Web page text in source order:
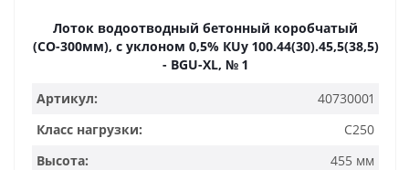
Лоток водоотводный бетонный коробчатый
(СО-300мм), с уклоном 0,5% КUу 100.44(30).45,5(38,5)
- BGU-XL, № 1
Артикул:
40730001
Класс нагрузки:
C250
Высота:
455 мм